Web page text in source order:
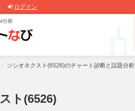
ログイン
分析
ソシオネクスト(6526)のチャート診断と話題分析
ト(6526)